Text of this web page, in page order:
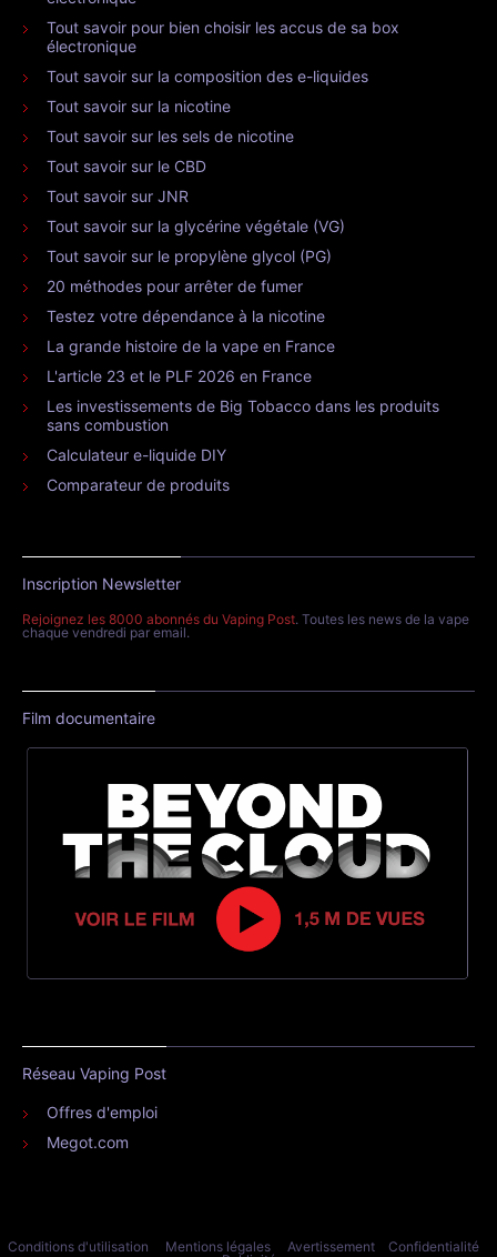
Tout savoir pour bien choisir les accus de sa box
électronique
Tout savoir sur la composition des e-liquides
Tout savoir sur la nicotine
Tout savoir sur les sels de nicotine
Tout savoir sur le CBD
Tout savoir sur JNR
Tout savoir sur la glycérine végétale (VG)
Tout savoir sur le propylène glycol (PG)
20 méthodes pour arrêter de fumer
Testez votre dépendance à la nicotine
La grande histoire de la vape en France
L'article 23 et le PLF 2026 en France
Les investissements de Big Tobacco dans les produits
sans combustion
Calculateur e-liquide DIY
Comparateur de produits
Inscription Newsletter
Rejoignez les 8000 abonnés du Vaping Post. Toutes les news de la vape
chaque vendredi par email.
Film documentaire
Réseau Vaping Post
Offres d'emploi
Megot.com
Conditions d'utilisation Mentions légales Avertissement
Confidentialité